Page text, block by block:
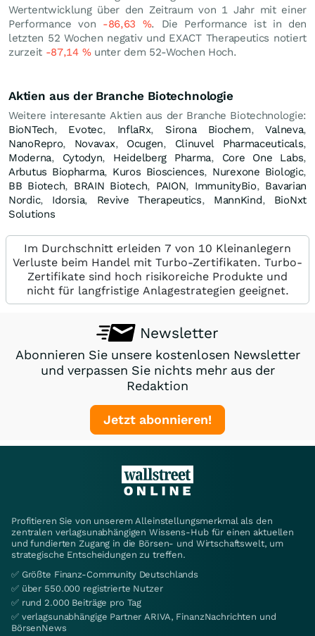
Wertentwicklung über den Zeitraum von 1 Jahr mit einer
Performance von -86,63 %. Die Performance ist in den
letzten 52 Wochen negativ und EXACT Therapeutics notiert
zurzeit -87,14 %unter dem 52-Wochen Hoch.
Aktien aus der Branche Biotechnologie
Weitere interesante Aktien aus der Branche Biotechnologie:
BioNTech, Evotec, InflaRx, Sirona Biochem,Valneva,
NanoRepro, Novavax, Ocugen, Clinuvel Pharmaceuticals,
Moderna, Cytodyn, Heidelberg Pharma, Core One Labs,
Arbutus Biopharma, Kuros Biosciences, Nurexone Biologic,
BB Biotech, BRAIN Biotech, PAION, ImmunityBio, Bavarian
Nordic, Idorsia, Revive Therapeutics, MannKind, BioNxt
Solutions
Im Durchschnitt erleiden 7 von 10 Kleinanlegern
Verluste beim Handel mit Turbo-Zertifikaten. Turbo-
Zertifikate sind hoch risikoreiche Produkte und
nicht für langfristige Anlagestrategien geeignet.
Newsletter
Abonnieren Sie unsere kostenlosen Newsletter
und verpassen Sie nichts mehr aus der
Redaktion
Jetzt abonnieren!
Profitieren Sie von unserem Alleinstellungsmerkmal als den
zentralen verlagsunabhängigen Wissens-Hub für einen aktuellen
und fundierten Zugang in die Börsen- und Wirtschaftswelt, um
strategische Entscheidungen zu treffen.
✅ Größte Finanz-Community Deutschlands
✅ über 550.000 registrierte Nutzer
✅ rund 2.000 Beiträge pro Tag
✅ verlagsunabhängige Partner ARIVA, FinanzNachrichten und
BörsenNews